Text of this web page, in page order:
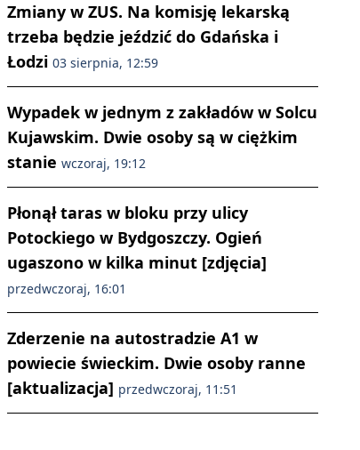
Zmiany w ZUS. Na komisję lekarską
trzeba będzie jeździć do Gdańska i
Łodzi 03 sierpnia, 12:59
Wypadek w jednym z zakładów w Solcu
Kujawskim. Dwie osoby są w ciężkim
stanie wczoraj, 19:12
Płonął taras w bloku przy ulicy
Potockiego w Bydgoszczy. Ogień
ugaszono w kilka minut [zdjęcia]
przedwczoraj, 16:01
Zderzenie na autostradzie A1 w
powiecie świeckim. Dwie osoby ranne
[aktualizacja] przedwczoraj, 11:51